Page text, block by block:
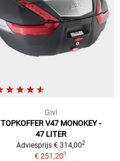
Givi
TOPKOFFER V47 MONOKEY -
47 LITER
Adviesprijs € 314,002
€ 251,201